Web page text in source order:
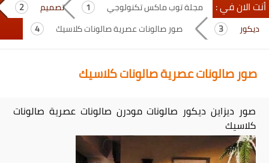
أنت الان في : مجلة توب ماكس تكنولوجي
تصميم
ديكور
صور صالونات عصرية صالونات كلاسيك
صور صالونات عصرية صالونات كلاسيك
صور ديزاين ديكور صالونات مودرن صالونات عصرية صالونات
كلاسيك